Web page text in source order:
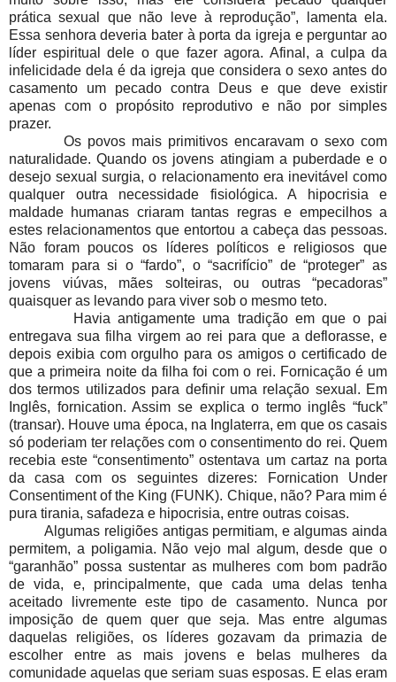
prática sexual que não leve à reprodução”, lamenta ela.
Essa senhora deveria bater à porta da igreja e perguntar ao
líder espiritual dele o que fazer agora. Afinal, a culpa da
infelicidade dela é da igreja que considera o sexo antes do
casamento um pecado contra Deus e que deve existir
apenas com o propósito reprodutivo e não por simples
prazer.
Os povos mais primitivos encaravam o sexo com
naturalidade. Quando os jovens atingiam a puberdade e o
desejo sexual surgia, o relacionamento era inevitável como
qualquer outra necessidade fisiológica. A hipocrisia e
maldade humanas criaram tantas regras e empecilhos a
estes relacionamentos que entortou a cabeça das pessoas.
Não foram poucos os líderes políticos e religiosos que
tomaram para si o “fardo”, o “sacrifício” de “proteger” as
jovens viúvas, mães solteiras, ou outras “pecadoras”
quaisquer as levando para viver sob o mesmo teto.
Havia antigamente uma tradição em que o pai
entregava sua filha virgem ao rei para que a deflorasse, e
depois exibia com orgulho para os amigos o certificado de
que a primeira noite da filha foi com o rei. Fornicação é um
dos termos utilizados para definir uma relação sexual. Em
Inglês, fornication. Assim se explica o termo inglês “fuck”
(transar). Houve uma época, na Inglaterra, em que os casais
só poderiam ter relações com o consentimento do rei. Quem
recebia este “consentimento” ostentava um cartaz na porta
da casa com os seguintes dizeres: Fornication Under
Consentiment of the King (FUNK). Chique, não? Para mim é
pura tirania, safadeza e hipocrisia, entre outras coisas.
Algumas religiões antigas permitiam, e algumas ainda
permitem, a poligamia. Não vejo mal algum, desde que o
“garanhão” possa sustentar as mulheres com bom padrão
de vida, e, principalmente, que cada uma delas tenha
aceitado livremente este tipo de casamento. Nunca por
imposição de quem quer que seja. Mas entre algumas
daquelas religiões, os líderes gozavam da primazia de
escolher entre as mais jovens e belas mulheres da
comunidade aquelas que seriam suas esposas. E elas eram